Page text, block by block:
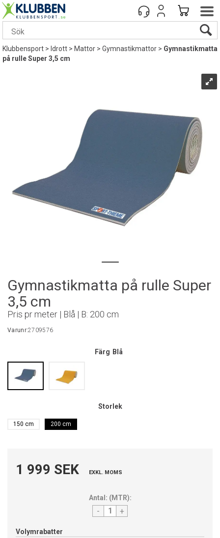
Klubbensport> Idrott>Mattor>Gymnastikmattor>Gymnastikmatta
på rulle Super 3,5 cm
Gymnastikmatta på rulle Super
3,5 cm
Pris pr meter | Blå | B: 200 cm
Varunr:2709576
Färg Blå
Storlek
150 cm 200 cm
1 999 SEK EXKL. MOMS
Antal: (MTR):
- +
Volymrabatter